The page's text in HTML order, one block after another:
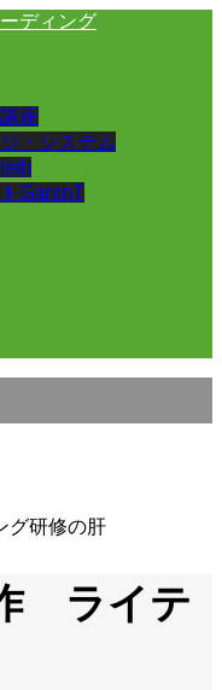
座
・システム
GarenT
グ研修の肝
ライテ